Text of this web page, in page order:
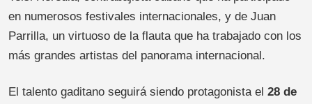
en numerosos festivales internacionales, y de Juan
Parrilla, un virtuoso de la flauta que ha trabajado con los
más grandes artistas del panorama internacional.
El talento gaditano seguirá siendo protagonista el 28 de